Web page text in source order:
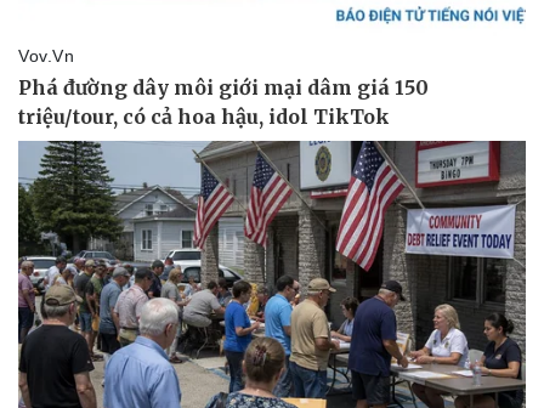
Thể thao
Bóng đá
Lịch thi đấu bóng đá
Thế giới thể thao
eSports
Hậu trường
Ô tô - Xe máy
Ô tô
Xe máy
Tư vấn